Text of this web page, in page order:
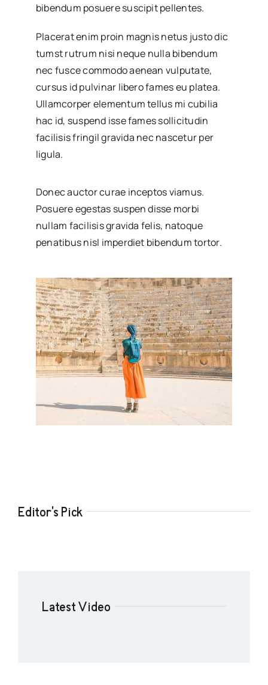
bibendum posuere suscipit pellentes.
Placerat enim proin magnis netus justo dic
tumst rutrum nisi neque nulla bibendum
nec fusce commodo aenean vulputate,
cursus id pulvinar libero fames eu platea.
Ullamcorper elementum tellus mi cubilia
hac id, suspend isse fames sollicitudin
facilisis fringil gravida nec nascetur per
ligula.
Donec auctor curae inceptos viamus.
Posuere egestas suspen disse morbi
nullam facilisis gravida felis, natoque
penatibus nisl imperdiet bibendum tortor.
Editor's Pick
Latest Video